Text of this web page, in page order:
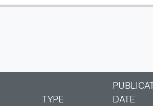
TYPE
DATE